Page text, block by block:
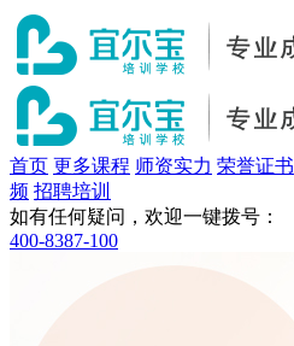
首页 更多课程 师资实力 荣誉证书
频 招聘培训
如有任何疑问，欢迎一键拨号：
400-8387-100